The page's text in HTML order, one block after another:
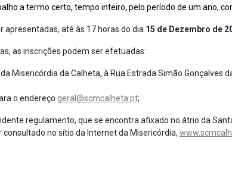
a termo certo, tempo inteiro, pelo período de um ano,
até às 17 horas do dia 15 de Dezembro de
as inscrições podem ser efetuadas:
Misericórdia da Calheta, à Rua Estrada Simão Gonçalves
o endereço geral@scmcalheta.pt;
regulamento, que se encontra afixado no átrio da Santa
no sítio da Internet da Misericórdia,